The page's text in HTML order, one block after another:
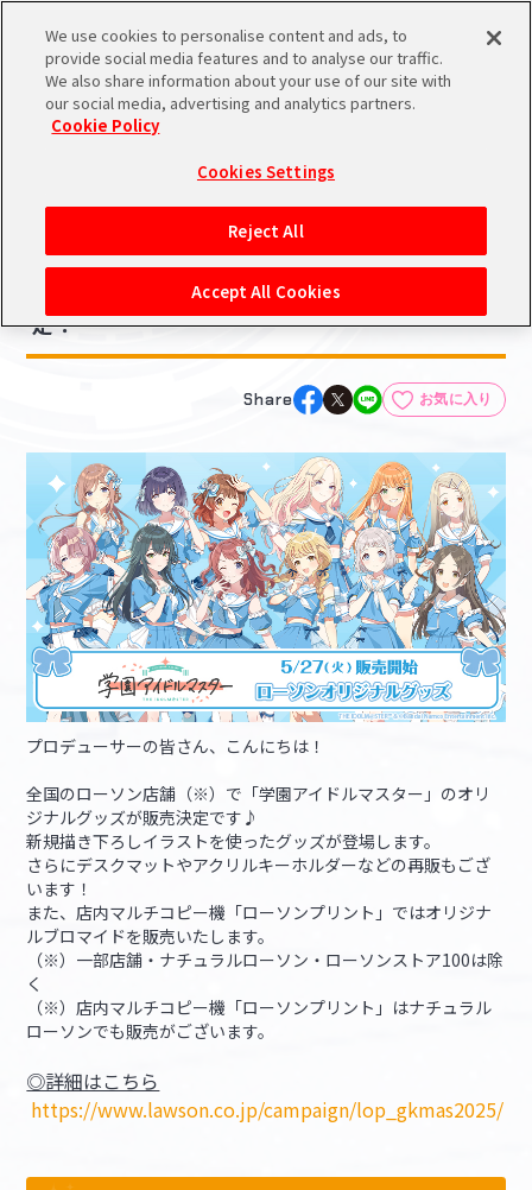
スケジュール 検索
バンダイナムコIDで
アイドルマスター ポータルへの登録について
シリアルコード・
あいことば
活動履歴
Pレポ
マイスケジュール メモ
マイデスク設定変更 バンダイナムコID Link設定
ニュース
グッズ
2025.05.21
【学マス】ローソンオリジナルグッズ販売決
定！
Share お気に入り
プロデューサーの皆さん、こんにちは！
全国のローソン店舗（※）で「学園アイドルマスター」のオリ
ジナルグッズが販売決定です♪
新規描き下ろしイラストを使ったグッズが登場します。
さらにデスクマットやアクリルキーホルダーなどの再販もござ
います！
また、店内マルチコピー機「ローソンプリント」ではオリジナ
ルブロマイドを販売いたします。
（※）一部店舗・ナチュラルローソン・ローソンストア100は除
く
（※）店内マルチコピー機「ローソンプリント」はナチュラル
ローソンでも販売がございます。
◎詳細はこちら
https://www.lawson.co.jp/campaign/lop_gkmas2025/
We use cookies to personalise content and ads, to
provide social media features and to analyse our traffic.
We also share information about your use of our site with
our social media, advertising and analytics partners.
Cookie Policy
Cookies Settings
Reject All
Accept All Cookies